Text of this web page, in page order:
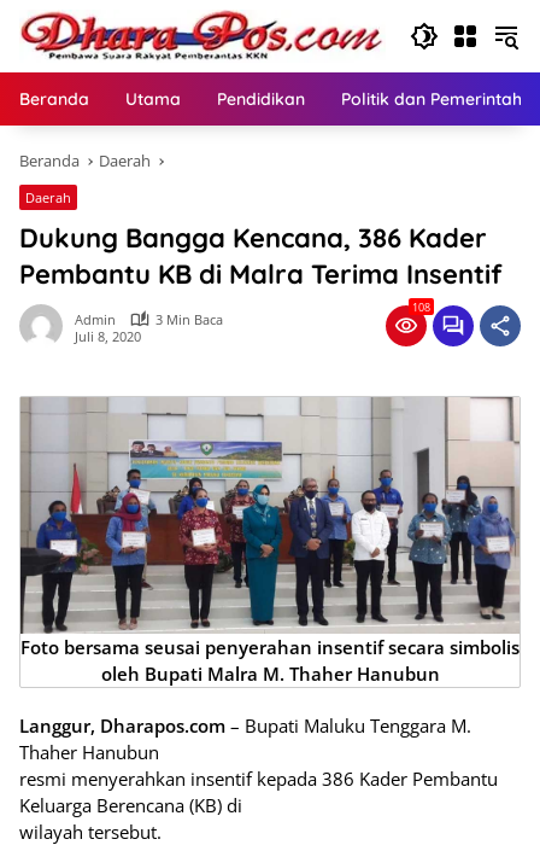
Langsung
konten
Beranda Utama Pendidikan Politik dan
Beranda Daerah
Daerah
Dukung Bangga Kencana, 386 Kader
Pembantu KB di Malra Terima Insentif
Admin
3 Min Baca
Juli 8, 2020
108
Foto bersama seusai penyerahan insentif secara simbolis
oleh Bupati Malra M. Thaher Hanubun
Langgur, Dharapos.com – Bupati Maluku Tenggara M.
Thaher Hanubun
resmi menyerahkan insentif kepada 386 Kader Pembantu
Keluarga Berencana (KB) di
wilayah tersebut.